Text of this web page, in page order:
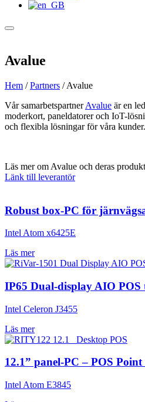
Avalue
Hem /Partners /Avalue
Vår samarbetspartnerAvalue är en
moderkort, paneldatorer och IoT-
och flexibla lösningar för våra kunder.
Läs mer om Avalue och deras
Länk till leverantör
Robust box-PC för
Intel Atom x6425E
Läs mer
IP65 Dual-display AIO POS
Intel Celeron J3455
Läs mer
12.1” panel-PC – POS
Intel Atom E3845